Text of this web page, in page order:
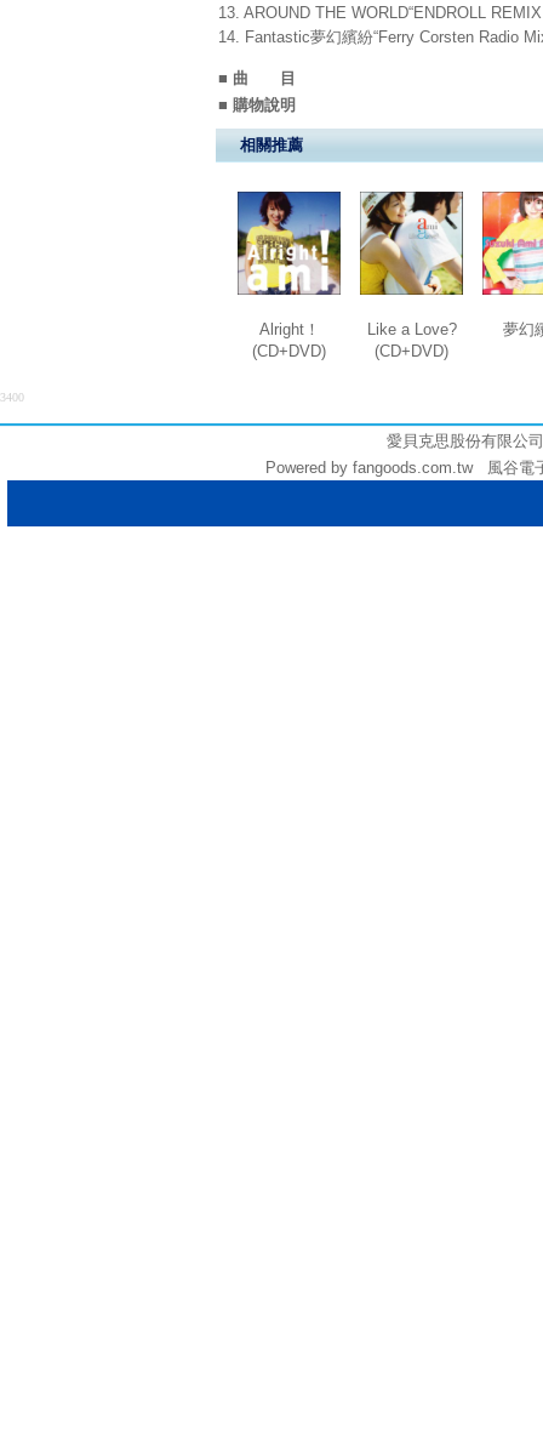
13. AROUND THE WORLD“ENDROLL
14. Fantastic夢幻繽紛“Ferry Corsten Radio
■ 曲 目
■ 購物說明
相關推薦
Alright！
(CD+DVD)
Like a Love?
(CD+DVD)
夢幻
3400
愛貝克思股份有限
Powered by fangoods.com.tw 風谷電子商